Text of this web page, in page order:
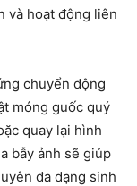
và hoạt động liên
chuyển động
móng guốc quý
quay lại hình
bẫy ảnh sẽ giúp
đa dạng sinh